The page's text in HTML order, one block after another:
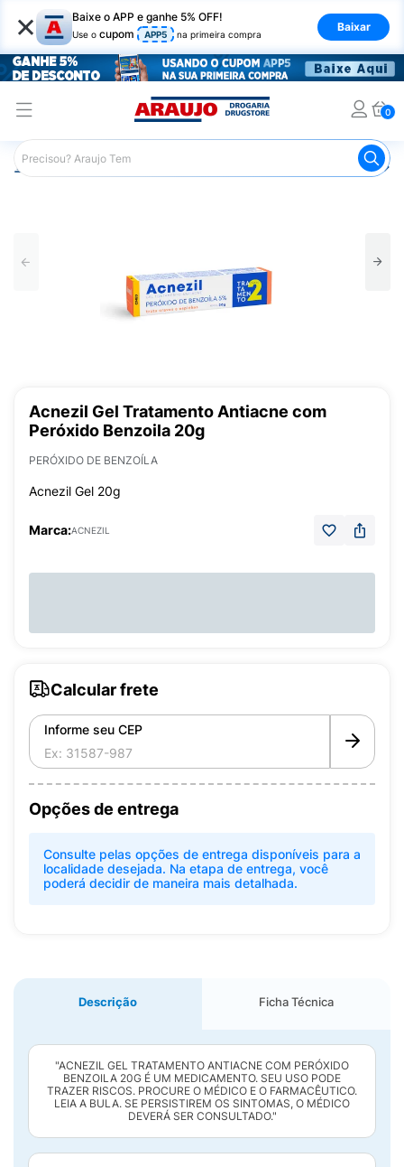
× Baixe o APP e ganhe 5% OFF!
Use o cupom APP5 na primeira compra
Baixar
0
Araujo Medicamentos Remédio para Pele e Mucosa
Acnezil Gel Tratamento Antiacne com
Peróxido Benzoila 20g
PERÓXIDO DE BENZOÍLA
Acnezil Gel 20g
Marca:ACNEZIL
Calcular frete
Informe seu CEP
Opções de entrega
Consulte pelas opções de entrega disponíveis para a
localidade desejada. Na etapa de entrega, você
poderá decidir de maneira mais detalhada.
Descrição Ficha Técnica
"ACNEZIL GEL TRATAMENTO ANTIACNE COM PERÓXIDO
BENZOILA 20G É UM MEDICAMENTO. SEU USO PODE
TRAZER RISCOS. PROCURE O MÉDICO E O FARMACÊUTICO.
LEIA A BULA. SE PERSISTIREM OS SINTOMAS, O MÉDICO
DEVERÁ SER CONSULTADO."